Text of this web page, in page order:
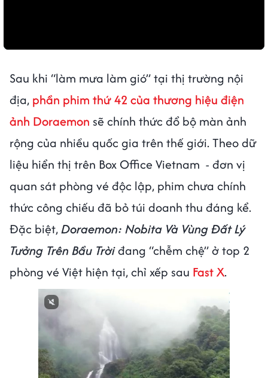
Sau khi “làm mưa làm gió” tại thị trường nội
địa, phần phim thứ 42 của thương hiệu điện
ảnh Doraemon sẽ chính thức đổ bộ màn ảnh
rộng của nhiều quốc gia trên thế giới. Theo dữ
liệu hiển thị trên Box Office Vietnam - đơn vị
quan sát phòng vé độc lập, phim chưa chính
thức công chiếu đã bỏ túi doanh thu đáng kể.
Đặc biệt,Doraemon: Nobita Và Vùng Đất Lý
Tưởng Trên Bầu Trờiđang “chễm chệ” ở top 2
phòng vé Việt hiện tại, chỉ xếp sau Fast X.